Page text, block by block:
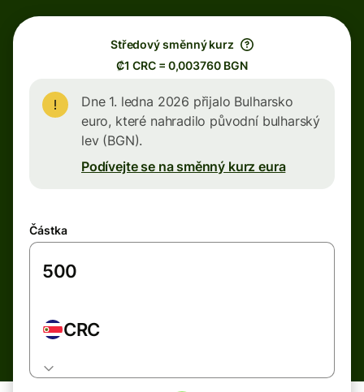
Středový směnný kurz
₡1 CRC = 0,003760 BGN
Dne 1. ledna 2026 přijalo Bulharsko
euro, které nahradilo původní bulharský
lev (BGN).
Podívejte se na směnný kurz eura
Částka
CRC